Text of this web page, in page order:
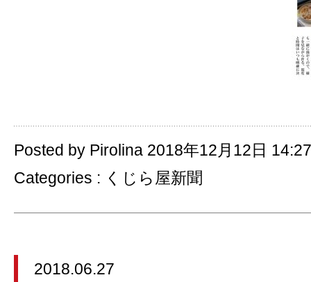
Posted by Pirolina 2018年12月12日 14:27
Categories : くじら屋新聞
2018.06.27